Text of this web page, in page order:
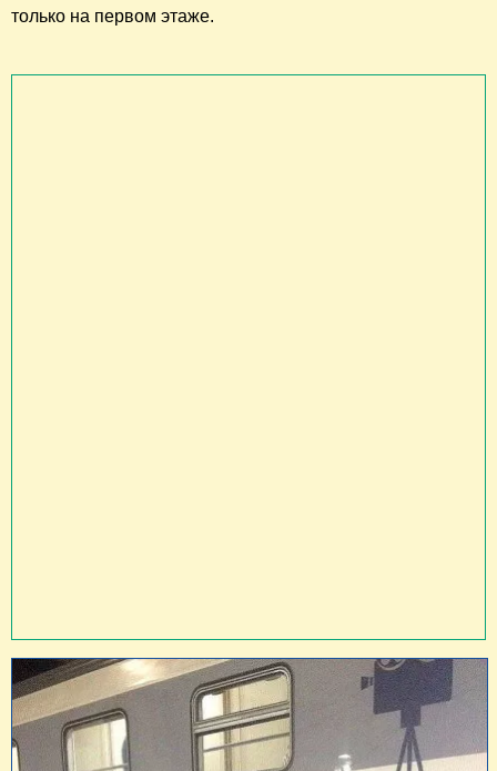
только на первом этаже.